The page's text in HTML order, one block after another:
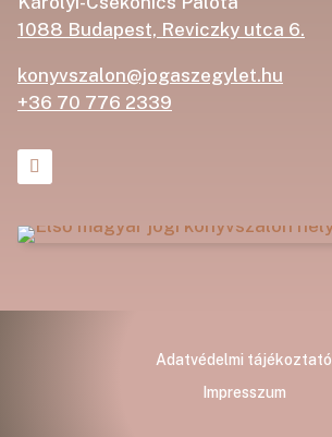
1088 Budapest, Reviczky utca 6.
konyvszalon@jogaszegylet.hu
+36 70 776 2339
Adatvédelmi tájékoztató
Impresszum